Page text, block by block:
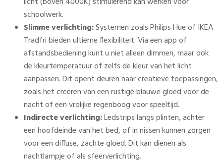
schoolwerk.
Slimme verlichting:Systemen zoals Philips Hue of IKEA
Tradfri bieden ultieme flexibiliteit. Via een app of
afstandsbediening kunt u niet alleen dimmen, maar ook
de kleurtemperatuur of zelfs de kleur van het licht
aanpassen. Dit opent deuren naar creatieve toepassingen,
zoals het creëren van een rustige blauwe gloed voor de
nacht of een vrolijke regenboog voor speeltijd.
Indirecte verlichting:Ledstrips langs plinten, achter
een hoofdeinde van het bed, of in nissen kunnen zorgen
voor een diffuse, zachte gloed. Dit kan dienen als
nachtlampje of als sfeerverlichting.